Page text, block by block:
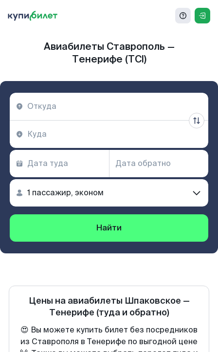
Авиабилеты Ставрополь —
Тенерифе (TCI)
Найти
Цены на авиабилеты Шпаковское —
Тенерифе (туда и обратно)
😍 Вы можете купить билет без посредников
из Ставрополя в Тенерифе по выгодной цене